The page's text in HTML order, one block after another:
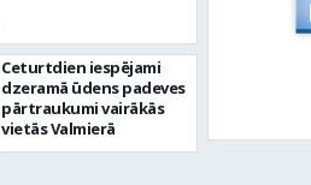
Ceturtdien iespējami
dzeramā ūdens padeves
pārtraukumi vairākās
vietās Valmierā